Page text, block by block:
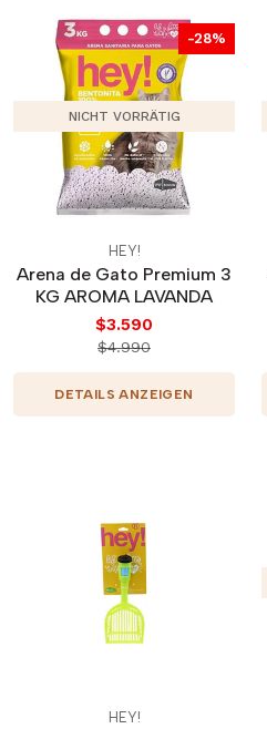
-28%
NICHT VORRÄTIG
HEY!
Arena de Gato Premium 3
KG AROMA LAVANDA
$3.590
$4.990
DETAILS ANZEIGEN
HEY!